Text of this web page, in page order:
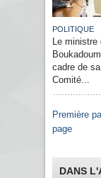
POLITIQUE
Le ministre
cadre de
Comité...
Pages
Première
page
DANS